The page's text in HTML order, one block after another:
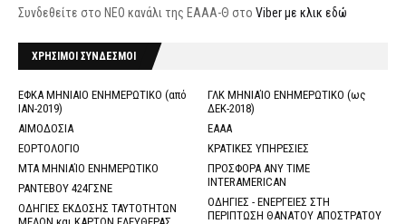
Συνδεθείτε στο ΝΕΟ κανάλι της ΕΑΑΑ-Θ στο Viber με κλικ εδώ
ΧΡΗΣΙΜΟΙ ΣΥΝΔΕΣΜΟΙ
ΕΦΚΑ ΜΗΝΙΑΙΟ ΕΝΗΜΕΡΩΤΙΚΟ (από
ΙΑΝ-2019)
ΓΛΚ ΜΗΝΙΑΊΟ ΕΝΗΜΕΡΩΤΙΚΟ (ως
ΔΕΚ-2018)
ΑΙΜΟΔΟΣΙΑ
ΕΑΑΑ
ΕΟΡΤΟΛΟΓΙΟ
ΚΡΑΤΙΚΕΣ ΥΠΗΡΕΣΙΕΣ
ΜΤΑ ΜΗΝΙΑΊΟ ΕΝΗΜΕΡΩΤΙΚΟ
ΠΡΟΣΦΟΡΑ ANY TIME
INTERAMERICAN
ΡΑΝΤΕΒΟΥ 424ΓΣΝΕ
ΟΔΗΓΙΕΣ - ΕΝΕΡΓΕΙΕΣ ΣΤΗ
ΠΕΡΙΠΤΩΣΗ ΘΑΝΑΤΟΥ ΑΠΟΣΤΡΑΤΟΥ
ΟΔΗΓΙΕΣ ΕΚΔΟΣΗΣ ΤΑΥΤΟΤΗΤΩΝ